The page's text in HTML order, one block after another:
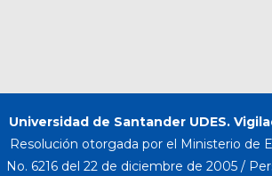
Universidad de Santander UDES.
Resolución otorgada por el Ministerio de
No. 6216 del 22 de diciembre de 2005 /